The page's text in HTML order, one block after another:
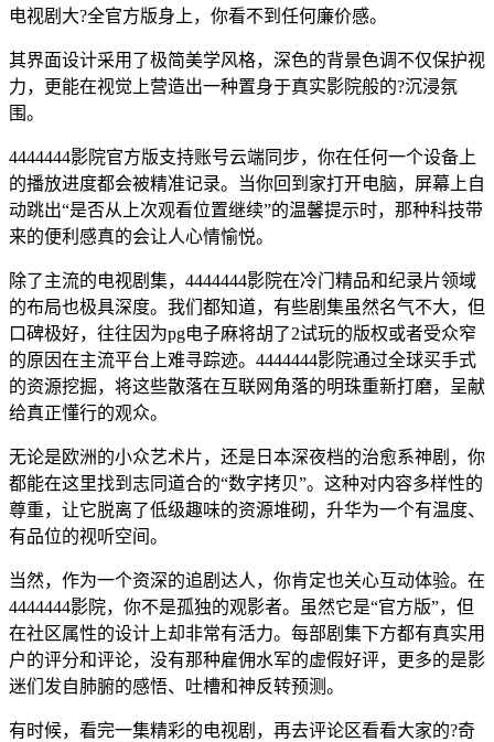
电视剧大?全官方版身上，你看不到任何廉价感。
其界面设计采用了极简美学风格，深色的背景色调不仅保护视
力，更能在视觉上营造出一种置身于真实影院般的?沉浸氛
围。
4444444影院官方版支持账号云端同步，你在任何一个设备上
的播放进度都会被精准记录。当你回到家打开电脑，屏幕上自
动跳出“是否从上次观看位置继续”的温馨提示时，那种科技带
来的便利感真的会让人心情愉悦。
除了主流的电视剧集，4444444影院在冷门精品和纪录片领域
的布局也极具深度。我们都知道，有些剧集虽然名气不大，但
口碑极好，往往因为pg电子麻将胡了2试玩的版权或者受众窄
的原因在主流平台上难寻踪迹。4444444影院通过全球买手式
的资源挖掘，将这些散落在互联网角落的明珠重新打磨，呈献
给真正懂行的观众。
无论是欧洲的小众艺术片，还是日本深夜档的治愈系神剧，你
都能在这里找到志同道合的“数字拷贝”。这种对内容多样性的
尊重，让它脱离了低级趣味的资源堆砌，升华为一个有温度、
有品位的视听空间。
当然，作为一个资深的追剧达人，你肯定也关心互动体验。在
4444444影院，你不是孤独的观影者。虽然它是“官方版”，但
在社区属性的设计上却非常有活力。每部剧集下方都有真实用
户的评分和评论，没有那种雇佣水军的虚假好评，更多的是影
迷们发自肺腑的感悟、吐槽和神反转预测。
有时候，看完一集精彩的电视剧，再去评论区看看大家的?奇